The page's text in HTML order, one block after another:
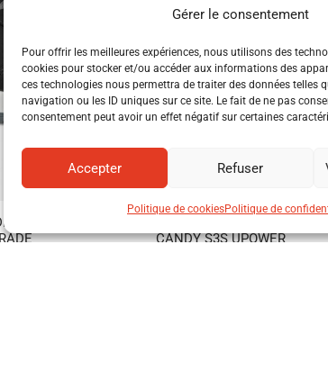
Gérer le consentement
Pour offrir les meilleures expériences, nous utilisons des
cookies pour stocker et/ou accéder aux informations des
ces technologies nous permettra de traiter des données telles
navigation ou les ID uniques sur ce site. Le fait de ne pas
consentement peut avoir un effet négatif sur certaines
Accepter Refuser
Politique de cookiesPolitique de
SÉCURITÉ FEMME
CANDY S3S UPOWER